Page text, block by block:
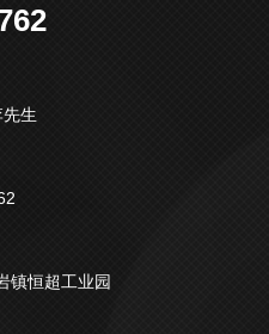
生
镇恒超工业园